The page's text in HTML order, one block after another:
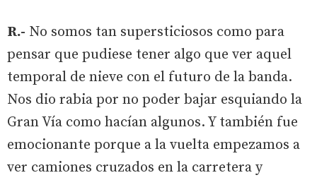
R.- No somos tan supersticiosos como para
pensar que pudiese tener algo que ver aquel
temporal de nieve con el futuro de la banda.
Nos dio rabia por no poder bajar esquiando la
Gran Vía como hacían algunos. Y también fue
emocionante porque a la vuelta empezamos a
ver camiones cruzados en la carretera y